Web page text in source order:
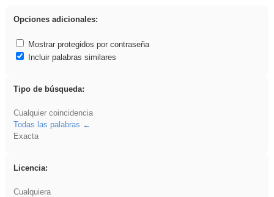
Opciones adicionales:
Mostrar protegidos por contraseña
Incluir palabras similares
Tipo de búsqueda:
Cualquier coincidencia
Todas las palabras
Exacta
Licencia:
Cualquiera